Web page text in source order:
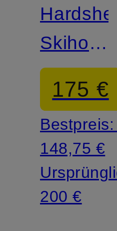
Skihose
SHELL
175 €
Bestpreis:
148,75 €
200 €